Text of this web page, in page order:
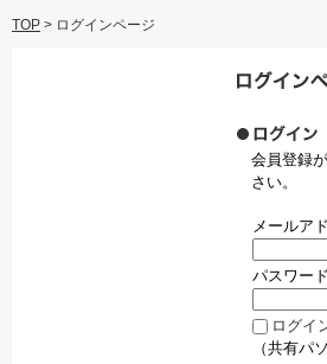
TOP > ログインページ
会員登録
さい。
メールア
パスワー
ログイ
（共有パ